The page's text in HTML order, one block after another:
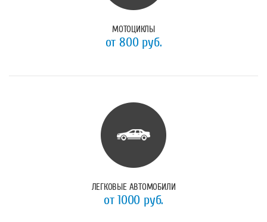
МОТОЦИКЛЫ
от 800 руб.
ЛЕГКОВЫЕ АВТОМОБИЛИ
от 1000 руб.